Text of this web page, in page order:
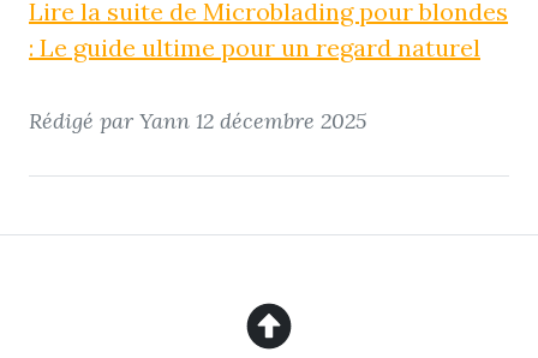
Lire la suite de Microblading pour blondes
: Le guide ultime pour un regard naturel
Rédigé par Yann 12 décembre 2025